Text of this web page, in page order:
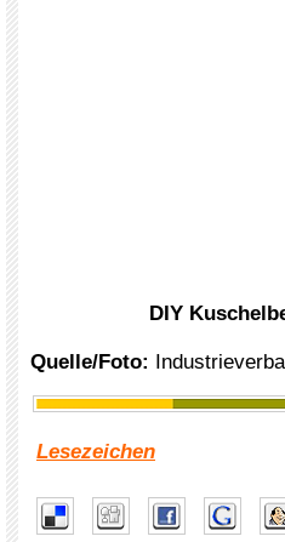
DIY
Quelle/Foto:
Lesezeichen